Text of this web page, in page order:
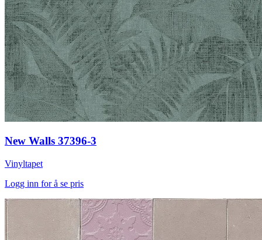
New Walls 37396-3
Vinyltapet
Logg inn for å se pris